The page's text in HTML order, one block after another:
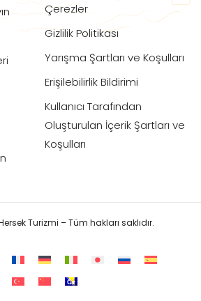
Çerezler
Gizlilik Politikası
Yarışma Şartları ve Koşulları
Erişilebilirlik Bildirimi
Kullanıcı Tarafından
Oluşturulan İçerik Şartları ve
Koşulları
Turizmi – Tüm hakları saklıdır.